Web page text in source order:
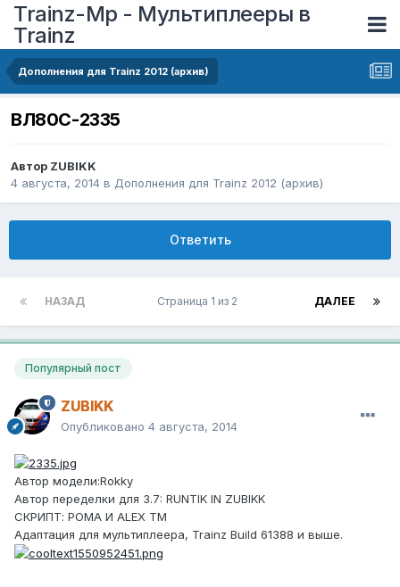
Trainz-Mp - Мультиплееры в
Trainz
Дополнения для Trainz 2012 (архив)
ВЛ80С-2335
Автор ZUBIKK
4 августа, 2014 в Дополнения для Trainz 2012 (архив)
Ответить
НАЗАД ДАЛЕЕ
Страница 1 из 2
Популярный пост
ZUBIKK
Опубликовано 4 августа, 2014
Автор модели:Rokky
Автор переделки для 3.7: RUNTIK IN ZUBIKK
СКРИПТ: РОМА И ALEX TM
Адаптация для мультиплеера, Trainz Build 61388 и выше.